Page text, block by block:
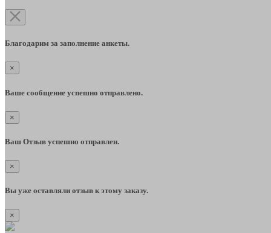
Благодарим за заполнение анкеты.
×
Ваше сообщение успешно отправлено.
×
Ваш Отзыв успешно отправлен.
×
Вы уже оставляли отзыв к этому заказу.
×